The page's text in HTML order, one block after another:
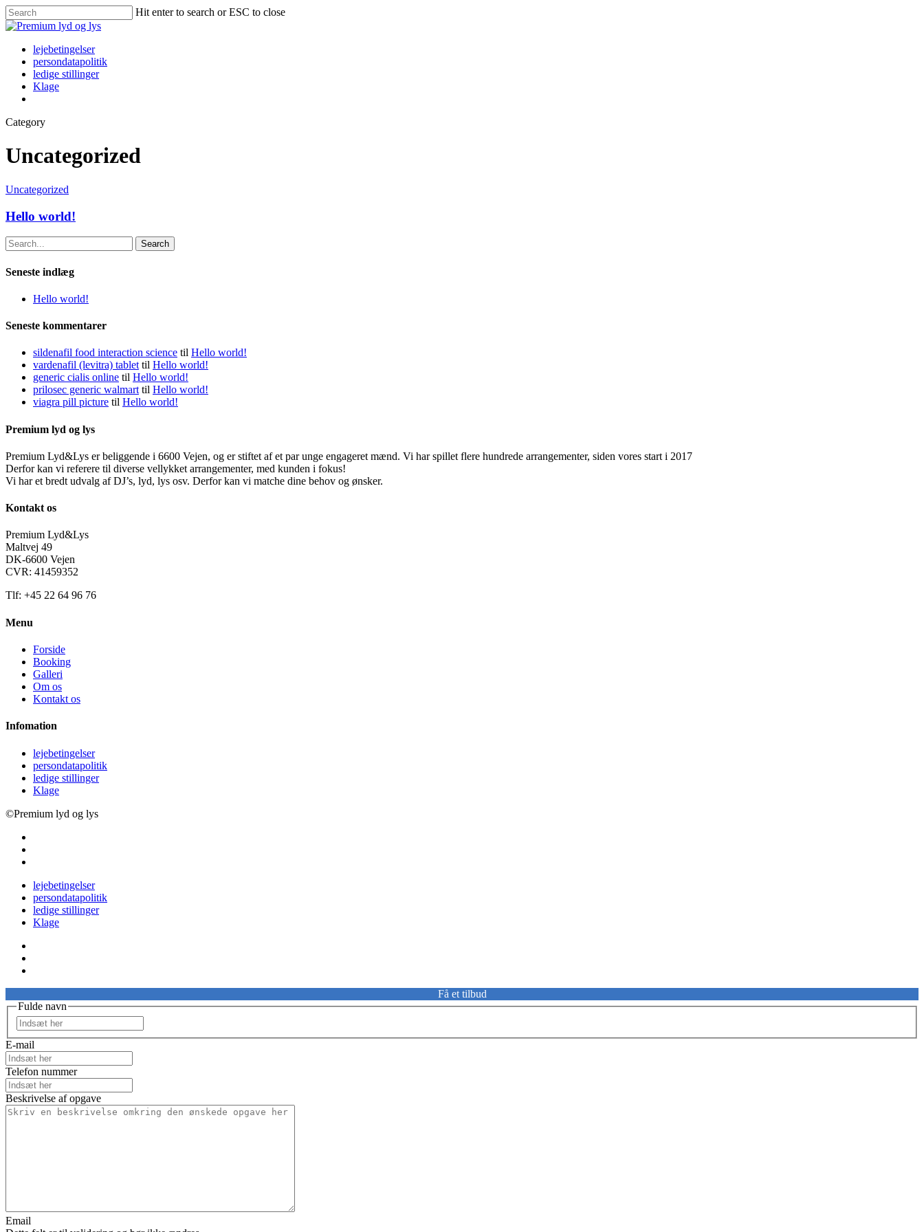
Hit enter to search or ESC to close
lejebetingelser
persondatapolitik
ledige stillinger
Klage
Category
Uncategorized
Uncategorized
Hello world!
Search
Seneste indlæg
Hello world!
Seneste kommentarer
sildenafil food interaction science til Hello world!
vardenafil (levitra) tablet til Hello world!
generic cialis online til Hello world!
prilosec generic walmart til Hello world!
viagra pill picture til Hello world!
Premium lyd og lys
Premium Lyd&Lys er beliggende i 6600 Vejen, og er stiftet af et par unge engageret mænd. Vi har spillet flere hundrede arrangementer, siden vores start i 2017
Derfor kan vi referere til diverse vellykket arrangementer, med kunden i fokus!
Vi har et bredt udvalg af DJ’s, lyd, lys osv. Derfor kan vi matche dine behov og ønsker.
Kontakt os
Premium Lyd&Lys
Maltvej 49
DK-6600 Vejen
CVR: 41459352
Tlf: +45 22 64 96 76
Menu
Forside
Booking
Galleri
Om os
Kontakt os
Infomation
lejebetingelser
persondatapolitik
ledige stillinger
Klage
©Premium lyd og lys
lejebetingelser
persondatapolitik
ledige stillinger
Klage
Få et tilbud
Fulde navn
E-mail
Telefon nummer
Beskrivelse af opgave
Email